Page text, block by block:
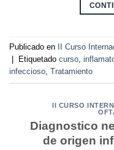
Publicado en
II Curso
Etiquetado curso
infeccioso Tratamiento
II CURSO
Diagnostico
de origen